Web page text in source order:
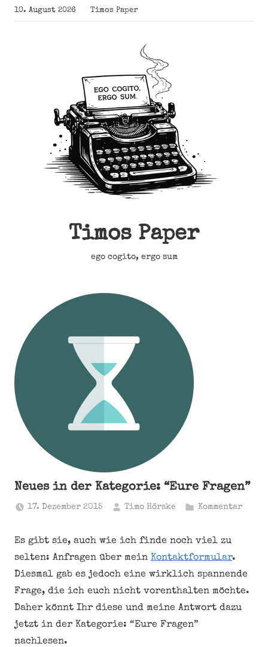
Zum
Inhalt
10. August 2026 Timos Paper
Timos Paper
ego cogito, ergo sum
Neues in der Kategorie: “Eure Fragen”
17. Dezember 2015 Timo Hörske Kommentar
Es gibt sie, auch wie ich finde noch viel zu
selten: Anfragen über mein Kontaktformular.
Diesmal gab es jedoch eine wirklich spannende
Frage, die ich euch nicht vorenthalten möchte.
Daher könnt Ihr diese und meine Antwort dazu
jetzt in der Kategorie: “Eure Fragen”
nachlesen.